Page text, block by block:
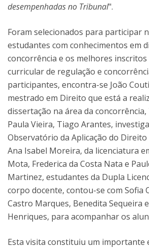
desempenhadas no Tribunal".
Foram selecionados para participar
estudantes com conhecimentos em
concorrência e os melhores inscritos
curricular de regulação e
participantes, encontra-se João
mestrado em Direito que está a
dissertação na área da
Paula Vieira, Tiago Arantes,
Observatório da Aplicação do Direito
Ana Isabel Moreira, da licenciatura
Mota, Frederica da Costa Nata e
Martinez, estudantes da Dupla
corpo docente, contou-se com Sofia
Castro Marques, Benedita Sequeira
Henriques, para acompanhar os
Esta visita constituiu um importante